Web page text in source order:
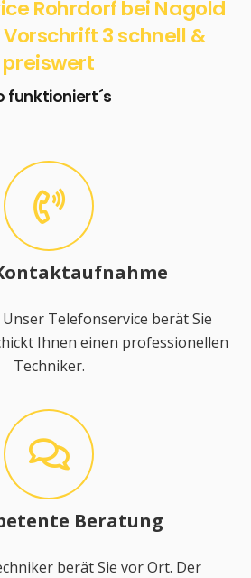
Rohrdorf bei Nagold
Vorschrift 3 schnell &
preiswert
funktioniert´s
Telefonservice berät Sie
Ihnen einen professionellen
Techniker.
Beratung
berät Sie vor Ort. Der